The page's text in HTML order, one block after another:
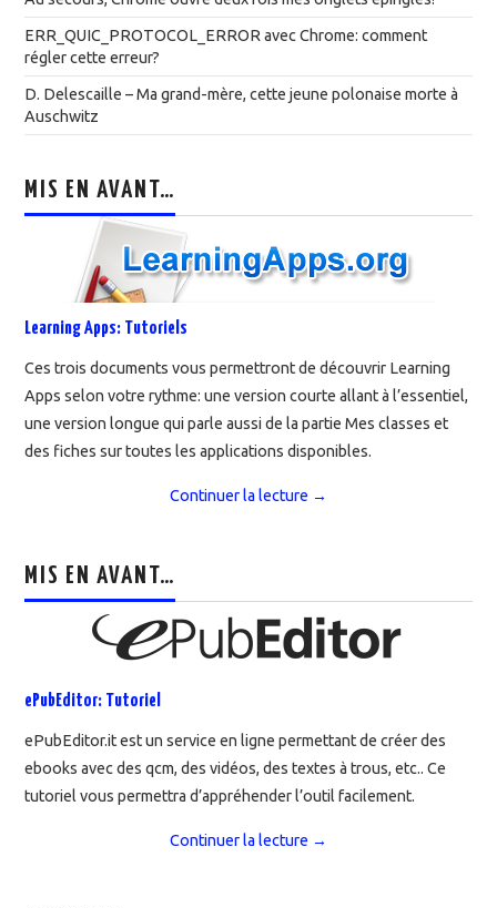
ERR_QUIC_PROTOCOL_ERROR avec Chrome: comment
régler cette erreur?
D. Delescaille – Ma grand-mère, cette jeune polonaise morte à
Auschwitz
MIS EN AVANT…
Learning Apps: Tutoriels
Ces trois documents vous permettront de découvrir Learning
Apps selon votre rythme: une version courte allant à l’essentiel,
une version longue qui parle aussi de la partie Mes classes et
des fiches sur toutes les applications disponibles.
Continuer la lecture →
MIS EN AVANT…
ePubEditor: Tutoriel
ePubEditor.it est un service en ligne permettant de créer des
ebooks avec des qcm, des vidéos, des textes à trous, etc.. Ce
tutoriel vous permettra d’appréhender l’outil facilement.
Continuer la lecture →